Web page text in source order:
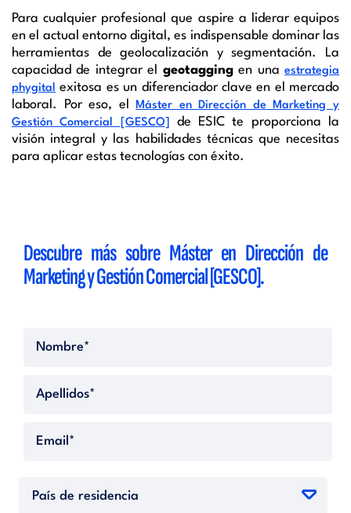
Para cualquier profesional que aspire a liderar equipos
en el actual entorno digital, es indispensable dominar las
herramientas de geolocalización y segmentación. La
capacidad de integrar el geotaggingen unaestrategia
phygital
exitosa es un diferenciador clave en el mercado
laboral. Por eso, elMáster en Dirección de Marketing y
Gestión Comercial [GESCO]
de ESIC te proporciona la
visión integral y las habilidades técnicas que necesitas
para aplicar estas tecnologías con éxito.
Descubre más sobre Máster en Dirección de
Marketing y Gestión Comercial [GESCO].